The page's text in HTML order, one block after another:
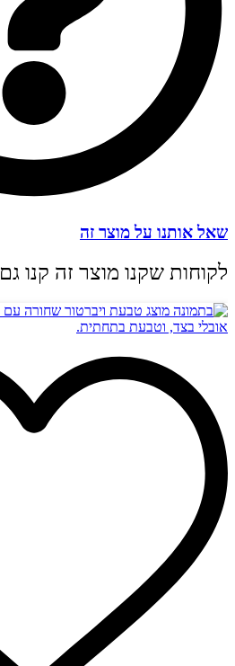
שאל אותנו על מוצר זה
לקוחות שקנו מוצר זה קנו גם